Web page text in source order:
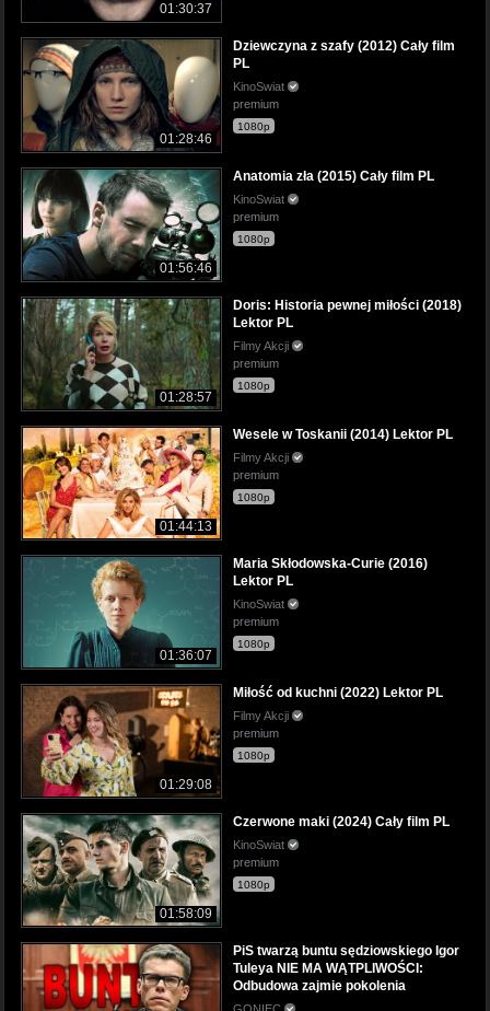
01:30:37
01:28:46
Dziewczyna z szafy (2012) Cały film
PL
KinoSwiat
premium
1080p
01:56:46
Anatomia zła (2015) Cały film PL
KinoSwiat
premium
1080p
01:28:57
Doris: Historia pewnej miłości (2018)
Lektor PL
Filmy Akcji
premium
1080p
01:44:13
Wesele w Toskanii (2014) Lektor PL
Filmy Akcji
premium
1080p
01:36:07
Maria Skłodowska-Curie (2016)
Lektor PL
KinoSwiat
premium
1080p
01:29:08
Miłość od kuchni (2022) Lektor PL
Filmy Akcji
premium
1080p
01:58:09
Czerwone maki (2024) Cały film PL
KinoSwiat
premium
1080p
PiS twarzą buntu sędziowskiego Igor
Tuleya NIE MA WĄTPLIWOŚCI:
Odbudowa zajmie pokolenia